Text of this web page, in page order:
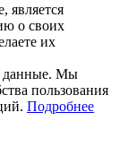
является
о своих
их
данные. Мы
пользования
Подробнее